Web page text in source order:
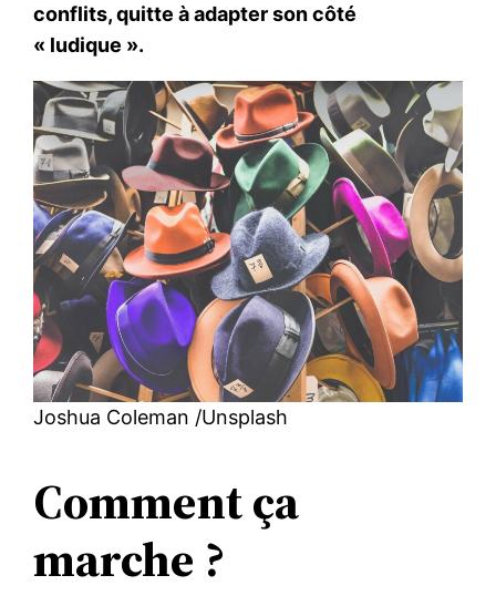
conflits, quitte à adapter son côté
« ludique ».
Joshua Coleman /Unsplash
Comment ça
marche ?